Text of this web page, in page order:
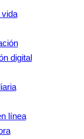
digital
línea